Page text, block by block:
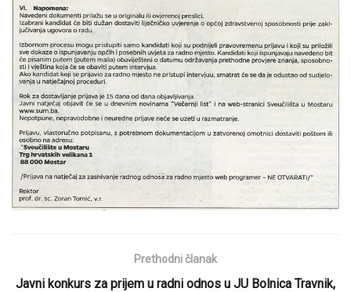
Prethodni članak
Javni konkurs za prijem u radni odnos u JU Bolnica Travnik,